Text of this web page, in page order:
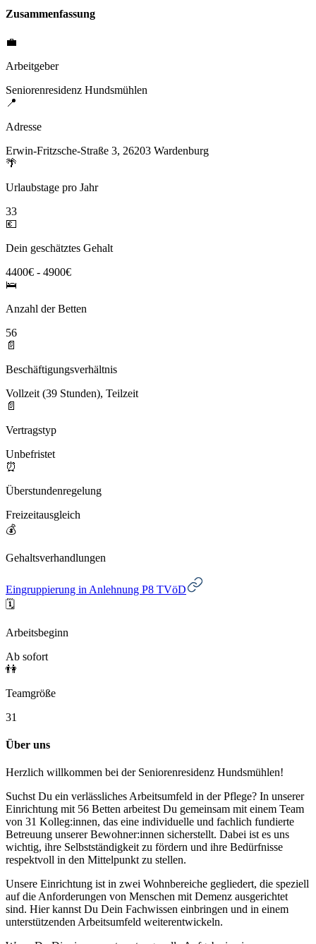
Zusammenfassung
💼
Arbeitgeber
Seniorenresidenz Hundsmühlen
📍
Adresse
Erwin-Fritzsche-Straße 3, 26203 Wardenburg
🌴
Urlaubstage pro Jahr
33
💶
Dein geschätztes Gehalt
4400€ - 4900€
🛌
Anzahl der Betten
56
📄
Beschäftigungsverhältnis
Vollzeit (39 Stunden), Teilzeit
📄
Vertragstyp
Unbefristet
⏰
Überstundenregelung
Freizeitausgleich
💰
Gehaltsverhandlungen
Eingruppierung in Anlehnung P8 TVöD
🗓️
Arbeitsbeginn
Ab sofort
👫
Teamgröße
31
Über uns
Herzlich willkommen bei der Seniorenresidenz Hundsmühlen!
Suchst Du ein verlässliches Arbeitsumfeld in der Pflege? In unserer
Einrichtung mit 56 Betten arbeitest Du gemeinsam mit einem Team
von 31 Kolleg:innen, das eine individuelle und fachlich fundierte
Betreuung unserer Bewohner:innen sicherstellt. Dabei ist es uns
wichtig, ihre Selbstständigkeit zu fördern und ihre Bedürfnisse
respektvoll in den Mittelpunkt zu stellen.
Unsere Einrichtung ist in zwei Wohnbereiche gegliedert, die speziell
auf die Anforderungen von Menschen mit Demenz ausgerichtet
sind. Hier kannst Du Dein Fachwissen einbringen und in einem
unterstützenden Arbeitsumfeld weiterentwickeln.